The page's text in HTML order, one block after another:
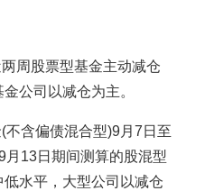
恒生聚源：北斗收官之星发射成功，全产
周股票型基金主动减仓
公司以减仓为主。
含偏债混合型)9月7日至
13日期间测算的股混型
水平，大型公司以减仓